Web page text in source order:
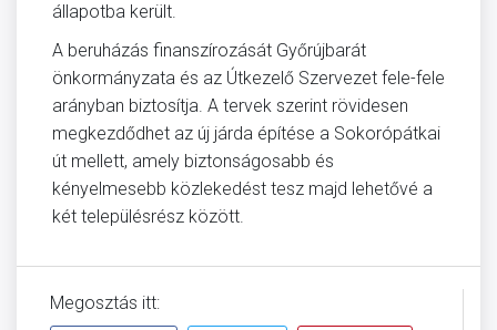
állapotba került.
A beruházás finanszírozását Győrújbarát
önkormányzata és az Útkezelő Szervezet fele-fele
arányban biztosítja. A tervek szerint rövidesen
megkezdődhet az új járda építése a Sokorópátkai
út mellett, amely biztonságosabb és
kényelmesebb közlekedést tesz majd lehetővé a
két településrész között.
Megosztás itt: